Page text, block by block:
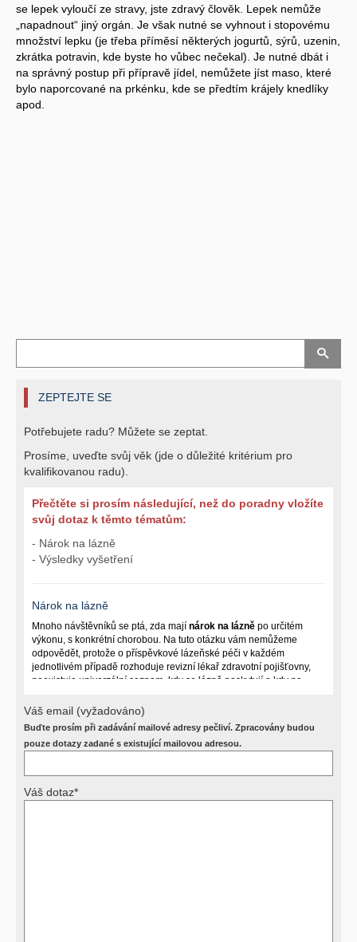
se lepek vyloučí ze stravy, jste zdravý člověk. Lepek nemůže
„napadnout“ jiný orgán. Je však nutné se vyhnout i stopovému
množství lepku (je třeba příměsí některých jogurtů, sýrů, uzenin,
zkrátka potravin, kde byste ho vůbec nečekal). Je nutné dbát i
na správný postup při přípravě jídel, nemůžete jíst maso, které
bylo naporcované na prkénku, kde se předtím krájely knedlíky
apod.
ZEPTEJTE SE
Potřebujete radu? Můžete se zeptat.
Prosíme, uveďte svůj věk (jde o důležité kritérium pro
kvalifikovanou radu).
Přečtěte si prosím následující, než do poradny vložíte
svůj dotaz k těmto tématům:
- Nárok na lázně
- Výsledky vyšetření
Nárok na lázně
Mnoho návštěvníků se ptá, zda mají nárok na lázně po určitém
výkonu, s konkrétní chorobou. Na tuto otázku vám nemůžeme
odpovědět, protože o příspěvkové lázeňské péči v každém
jednotlivém případě rozhoduje revizní lékař zdravotní pojišťovny,
neexistuje univerzální seznam, kdy se lázně poskytují a kdy ne.
postižení pacienta a dalších zdravotních okolnostech.
Požádejte svého ošetřujícího lékaře o návrh, který pak posoudí
příslušný revizní lékař. My vám spolehlivou odpověď dát
Výsledky vyšetření
Váš email (vyžadováno)
Buďte prosím při zadávání mailové adresy pečliví. Zpracovány budou
pouze dotazy zadané s existující mailovou adresou.
Váš dotaz*